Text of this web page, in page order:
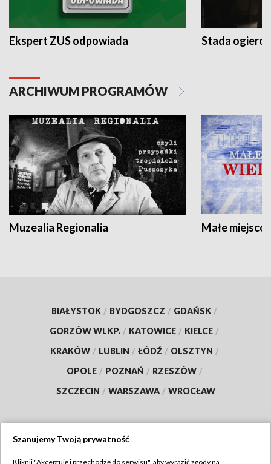
Ekspert ZUS odpowiada Stada
ARCHIWUM PROGRAMÓW
Muzealia Regionalia Małe
BIAŁYSTOK / BYDGOSZCZ / GDAŃSK /
GORZÓW WLKP. / KATOWICE / KIELCE /
KRAKÓW / LUBLIN / ŁÓDŹ / OLSZTYN /
OPOLE / POZNAŃ / RZESZÓW /
SZCZECIN / WARSZAWA / WROCŁAW
Szanujemy Twoją prywatność
Kliknij "Akceptuję i przechodzę do serwisu", aby wyrazić zgody na